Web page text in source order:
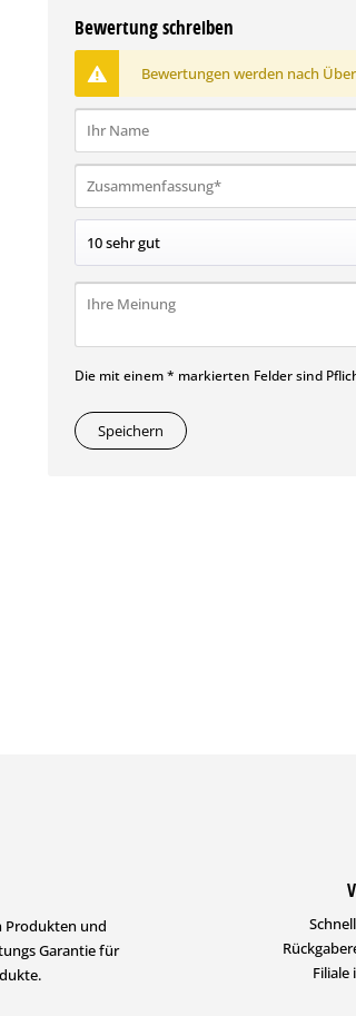
Bewertung schreiben
Bewertungen werden nach
Die mit einem * markierten Felder sind
Speichern
Produkten und
Garantie für
Filiale